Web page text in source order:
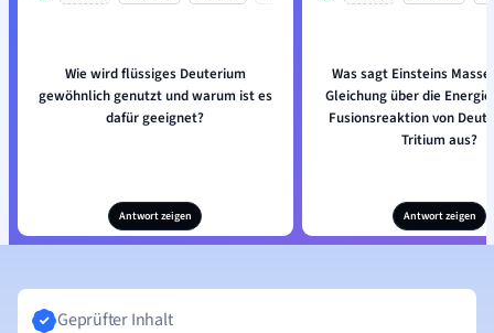
Wie wird flüssiges Deuterium
gewöhnlich genutzt und warum ist es
dafür geeignet?
Antwort zeigen
Was sagt Einsteins
Gleichung über die
Fusionsreaktion von
Tritium aus?
Antwort zeigen
Geprüfter Inhalt